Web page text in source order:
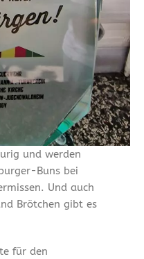
und werden
Buns bei
Und auch
Brötchen gibt es
für den